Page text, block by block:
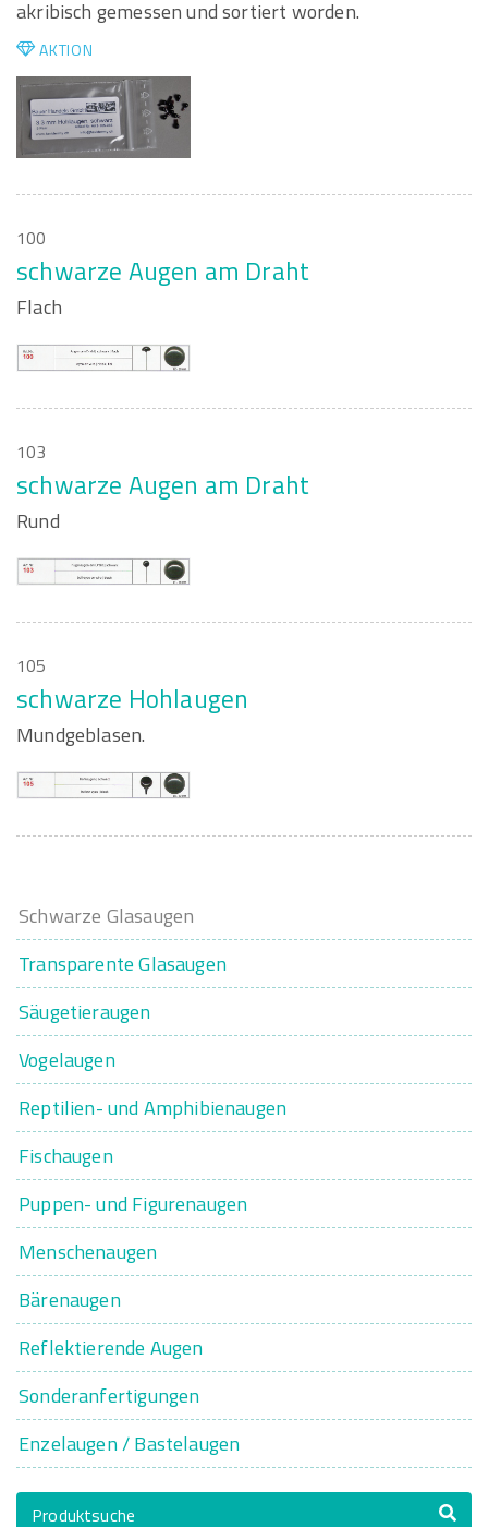
akribisch gemessen und sortiert worden.
AKTION
100
schwarze Augen am Draht
Flach
103
schwarze Augen am Draht
Rund
105
schwarze Hohlaugen
Mundgeblasen.
Schwarze Glasaugen
Transparente Glasaugen
Säugetieraugen
Vogelaugen
Reptilien- und Amphibienaugen
Fischaugen
Puppen- und Figurenaugen
Menschenaugen
Bärenaugen
Reflektierende Augen
Sonderanfertigungen
Enzelaugen / Bastelaugen
Produktsuche